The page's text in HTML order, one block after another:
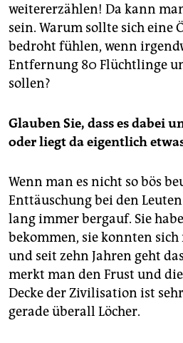
weitererzählen! Da kann
sein. Warum sollte sich eine
bedroht fühlen, wenn
Entfernung 80 Flüchtlinge
sollen?
Glauben Sie, dass es dabei
oder liegt da eigentlich
Wenn man es nicht so bös
Enttäuschung bei den
lang immer bergauf. Sie
bekommen, sie konnten
und seit zehn Jahren geht
merkt man den Frust und
Decke der Zivilisation ist
gerade überall Löcher.